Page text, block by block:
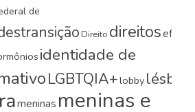
de
Direito direitos
identidade de
LGBTQIA+lobby
meninas meninas e